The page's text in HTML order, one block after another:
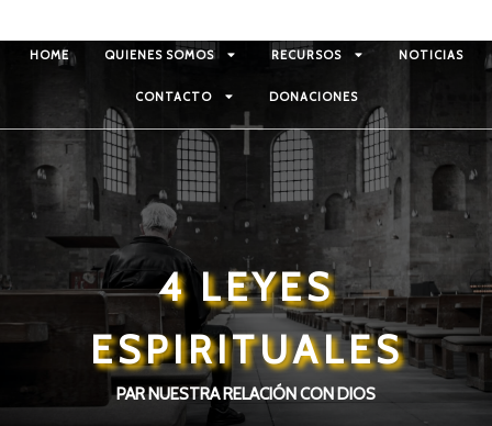
HOME QUIENES SOMOS RECURSOS NOTICIAS
CONTACTO DONACIONES
4 LEYES
ESPIRITUALES
PAR NUESTRA RELACIÓN CON DIOS